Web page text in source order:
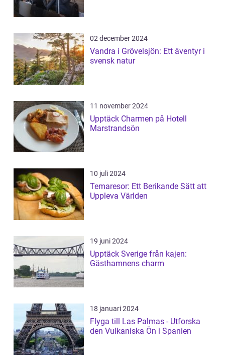
02 december 2024
Vandra i Grövelsjön: Ett äventyr i
svensk natur
11 november 2024
Upptäck Charmen på Hotell
Marstrandsön
10 juli 2024
Temaresor: Ett Berikande Sätt att
Uppleva Världen
19 juni 2024
Upptäck Sverige från kajen:
Gästhamnens charm
18 januari 2024
Flyga till Las Palmas - Utforska
den Vulkaniska Ön i Spanien